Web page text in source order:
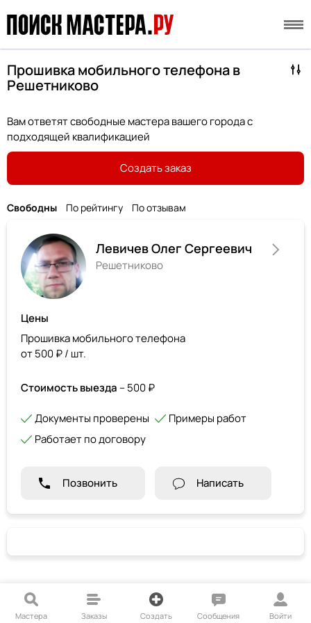
Прошивка мобильного телефона в
Решетниково
Вам ответят свободные мастера вашего города с
подходящей квалификацией
Создать заказ
Свободны По рейтингу По отзывам
Левичев Олег Сергеевич
Решетниково
Цены
Прошивка мобильного телефона
от 500 ₽ / шт.
Стоимость выезда – 500 ₽
Документы проверены
Примеры работ
Работает по договору
Позвонить Написать
Мастера Заказы Создать Сообщения Войти